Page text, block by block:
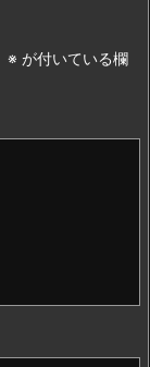
※ が付いている欄